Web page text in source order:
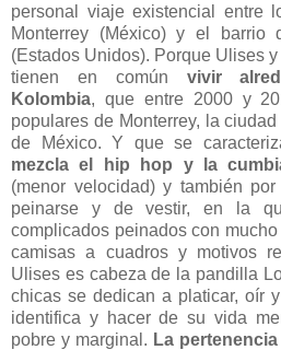
personal viaje existencial entre
Monterrey (México) y el barrio
(Estados Unidos). Porque Ulises
tienen en común vivir
Kolombia, que entre 2000 y
populares de Monterrey, la
de México. Y que se
mezcla el hip hop y la
(menor velocidad) y también
peinarse y de vestir, en la
complicados peinados con
camisas a cuadros y motivos
Ulises es cabeza de la pandilla
chicas se dedican a platicar, oír
identifica y hacer de su vida
pobre y marginal. La